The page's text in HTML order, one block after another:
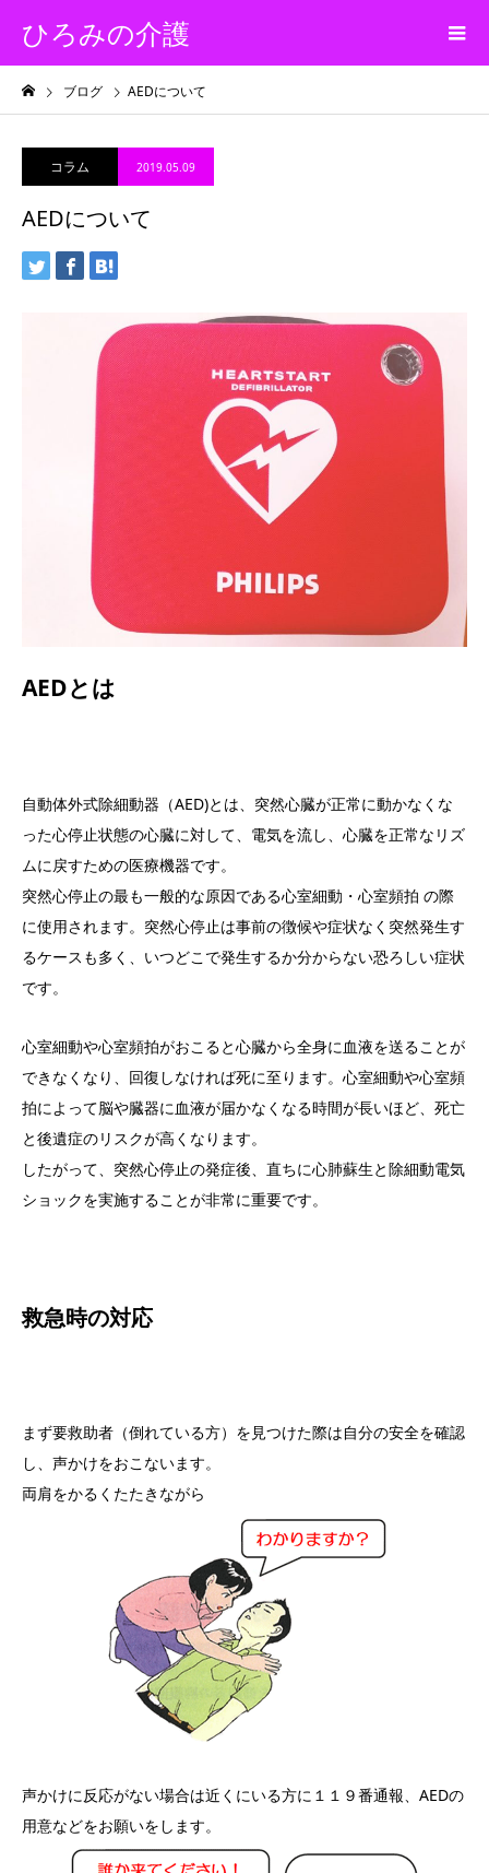
ひろみの介護
ブログ AEDについて
コラム 2019.05.09
AEDについて
AEDとは
自動体外式除細動器（AED)とは、突然心臓が正常に動かなくな
った心停止状態の心臓に対して、電気を流し、心臓を正常なリズ
ムに戻すための医療機器です。
突然心停止の最も一般的な原因である心室細動・心室頻拍 の際
に使用されます。突然心停止は事前の徴候や症状なく突然発生す
るケースも多く、いつどこで発生するか分からない恐ろしい症状
です。
心室細動や心室頻拍がおこると心臓から全身に血液を送ることが
できなくなり、回復しなければ死に至ります。心室細動や心室頻
拍によって脳や臓器に血液が届かなくなる時間が長いほど、死亡
と後遺症のリスクが高くなります。
したがって、突然心停止の発症後、直ちに心肺蘇生と除細動電気
ショックを実施することが非常に重要です。
救急時の対応
まず要救助者（倒れている方）を見つけた際は自分の安全を確認
し、声かけをおこないます。
両肩をかるくたたきながら
声かけに反応がない場合は近くにいる方に１１９番通報、AEDの
用意などをお願いをします。